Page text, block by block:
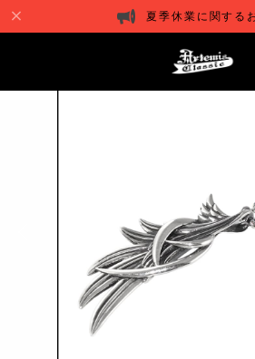
夏季休業に関する